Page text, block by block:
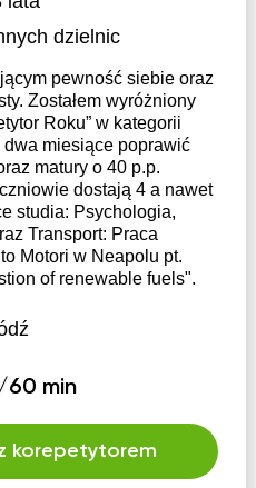
dzielnic
pewność siebie oraz
Zostałem wyróżniony
Roku” w kategorii
dwa miesiące poprawić
matury o 40 p.p.
dostają 4 a nawet
studia: Psychologia,
Transport: Praca
Motori w Neapolu pt.
of renewable fuels".
60 min
korepetytorem